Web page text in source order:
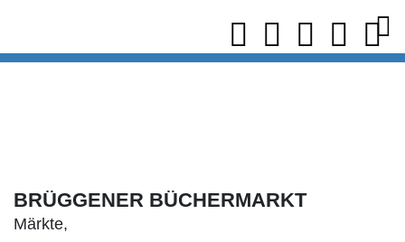
BRÜGGENER BÜCHERMARKT
Märkte,